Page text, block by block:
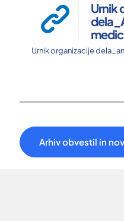
Urnik
Urnik organizacije
Arhiv obvestil in